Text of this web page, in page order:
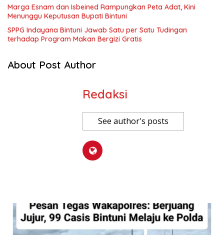
Marga Esnam dan Isbeined Rampungkan Peta Adat, Kini
Menunggu Keputusan Bupati Bintuni
SPPG Indayana Bintuni Jawab Satu per Satu Tudingan
terhadap Program Makan Bergizi Gratis
About Post Author
Redaksi
See author's posts